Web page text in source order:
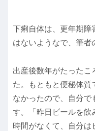
下痢自体は、更年期障
はないようなで、筆者
出産後数年がたったこ
た。もともと便秘体質
なかったので、自分で
す。「昨日ビールを飲
時間がなくて、自分は